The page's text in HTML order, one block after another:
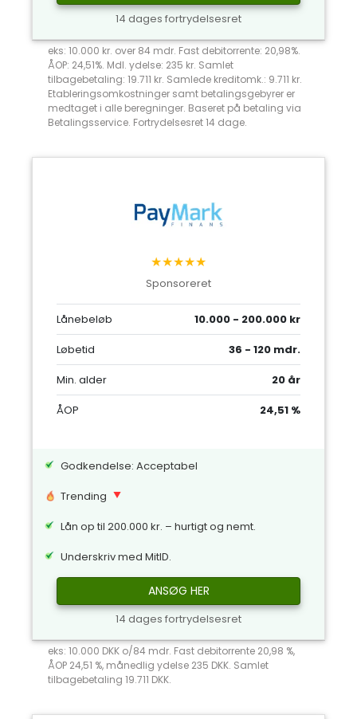
14 dages fortrydelsesret
eks: 10.000 kr. over 84 mdr. Fast debitorrente: 20,98%.
ÅOP: 24,51%. Mdl. ydelse: 235 kr. Samlet
tilbagebetaling: 19.711 kr. Samlede kreditomk.: 9.711 kr.
Etableringsomkostninger samt betalingsgebyrer er
medtaget i alle beregninger. Baseret på betaling via
Betalingsservice. Fortrydelsesret 14 dage.
★★★★★
Sponsoreret
Lånebeløb
10.000 - 200.000 kr
Løbetid
36 - 120 mdr.
Min. alder
20 år
ÅOP
24,51 %
Godkendelse: Acceptabel
Trending
Lån op til 200.000 kr. – hurtigt og nemt.
Underskriv med MitID.
ANSØG HER
14 dages fortrydelsesret
eks: 10.000 DKK o/84 mdr. Fast debitorrente 20,98 %,
ÅOP 24,51 %, månedlig ydelse 235 DKK. Samlet
tilbagebetaling 19.711 DKK.